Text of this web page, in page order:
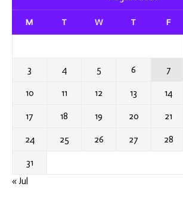
M T W T F
3 4 5 6 7
10 11 12 13 14
17 18 19 20 21
24 25 26 27 28
31
« Jul